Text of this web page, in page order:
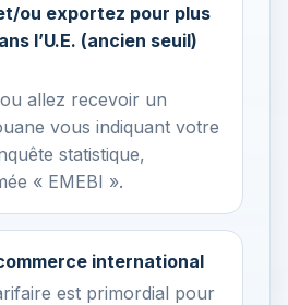
ou exportez pour plus
l’U.E. (ancien seuil)
allez recevoir un
vous indiquant votre
statistique,
« EMEBI ».
international
est primordial pour